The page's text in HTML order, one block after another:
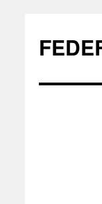
conteúdo